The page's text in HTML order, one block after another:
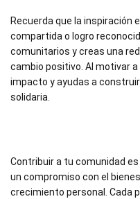
Recuerda que la inspiración
compartida o logro
comunitarios y creas una
cambio positivo. Al motivar
impacto y ayudas a
solidaria.
Contribuir a tu comunidad
un compromiso con el
crecimiento personal. Cada